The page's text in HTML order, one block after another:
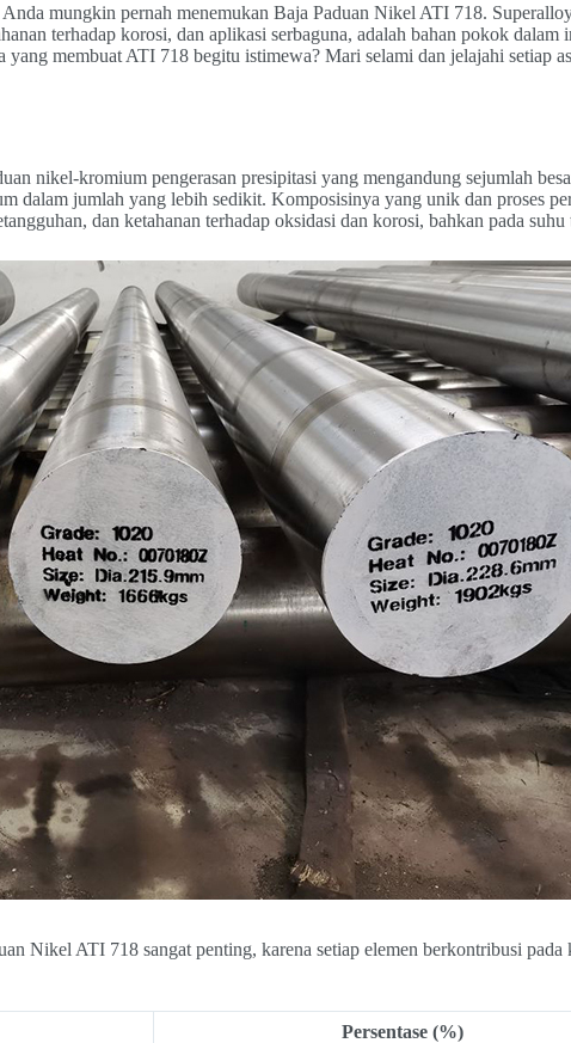
mungkin pernah menemukan Baja Paduan Nikel ATI 718.
terhadap korosi, dan aplikasi serbaguna, adalah bahan pokok dalam
yang membuat ATI 718 begitu istimewa? Mari selami dan jelajahi setiap
nikel-kromium pengerasan presipitasi yang mengandung sejumlah
dalam jumlah yang lebih sedikit. Komposisinya yang unik dan proses
dan ketahanan terhadap oksidasi dan korosi, bahkan pada
Nikel ATI 718 sangat penting, karena setiap elemen berkontribusi pada
Persentase (%)